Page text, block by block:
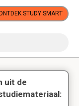
STUDY SMART
uit de